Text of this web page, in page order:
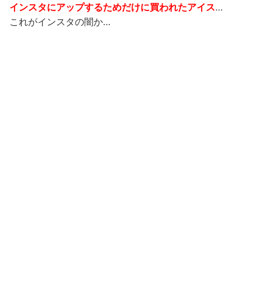
インスタにアップするためだけに買われたアイス…
これがインスタの闇か…